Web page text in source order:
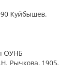
Куйбышев.
ОУНБ
Рычкова, 1905.